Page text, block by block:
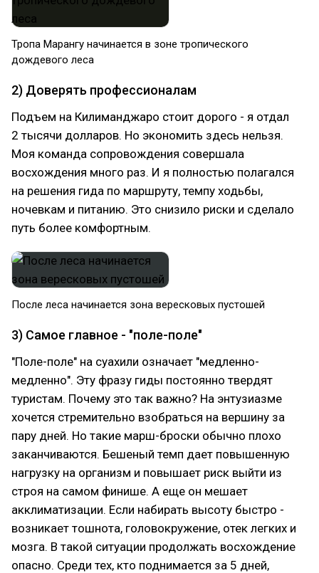
Тропа Марангу начинается в зоне тропического
дождевого леса
2) Доверять профессионалам
Подъем на Килиманджаро стоит дорого - я отдал
2 тысячи долларов. Но экономить здесь нельзя.
Моя команда сопровождения совершала
восхождения много раз. И я полностью полагался
на решения гида по маршруту, темпу ходьбы,
ночевкам и питанию. Это снизило риски и сделало
путь более комфортным.
После леса начинается зона вересковых пустошей
3) Самое главное - "поле-поле"
"Поле-поле" на суахили означает "медленно-
медленно". Эту фразу гиды постоянно твердят
туристам. Почему это так важно? На энтузиазме
хочется стремительно взобраться на вершину за
пару дней. Но такие марш-броски обычно плохо
заканчиваются. Бешеный темп дает повышенную
нагрузку на организм и повышает риск выйти из
строя на самом финише. А еще он мешает
акклиматизации. Если набирать высоту быстро -
возникает тошнота, головокружение, отек легких и
мозга. В такой ситуации продолжать восхождение
опасно. Среди тех, кто поднимается за 5 дней,